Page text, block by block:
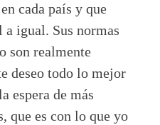
cada país y que
a igual. Sus normas
son realmente
deseo todo lo mejor
espera de más
que es con lo que yo